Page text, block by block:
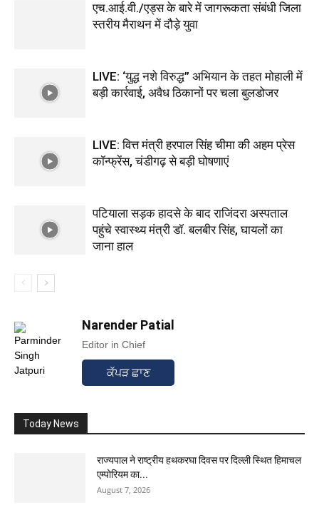
एच.आई.वी./एड्स के बारे में जागरूकता संबंधी जिला
स्तरीय मैराथन में दौड़े युवा
LIVE: ‘युद्ध नशे विरुद्ध” अभियान के तहत मोहाली में
बड़ी कार्रवाई, अवैध ठिकानों पर चला बुलडोजर
LIVE: वित्त मंत्री हरपाल सिंह चीमा की अहम प्रेस
कॉन्फ्रेंस, चंडीगढ़ से बड़ी घोषणाएं
पटियाला सड़क हादसे के बाद राजिंदरा अस्पताल
पहुंचे स्वास्थ्य मंत्री डॉ. बलबीर सिंह, घायलों का
जाना हाल
Narender Patial
Editor in Chief
ਕੱਪੜ ਛਾਣ
Today News
राज्यपाल ने राष्ट्रीय हथकरघा दिवस पर दिल्ली स्थित हिमाचल
एम्पोरियम का...
August 7, 2026